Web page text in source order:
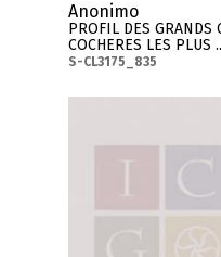
Anonimo
PROFIL DES GRANDS
COCHERES LES PLUS ..
S-CL3175_835